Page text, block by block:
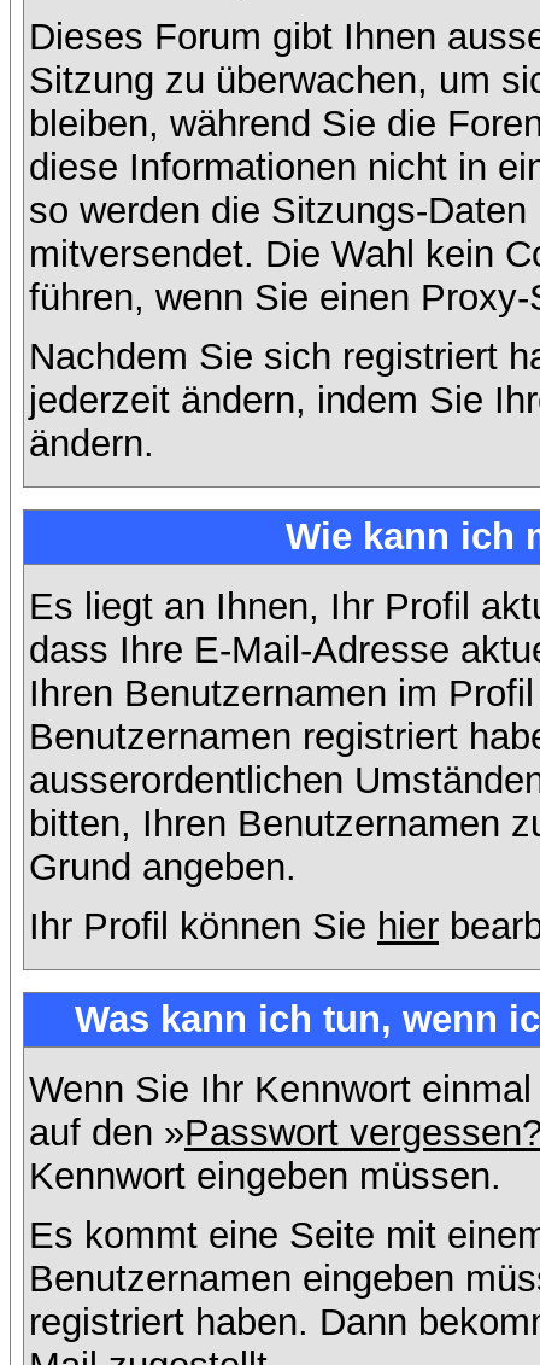
Dieses Forum gibt Ihnen
Sitzung zu überwachen, um
bleiben, während Sie die
diese Informationen nicht in
so werden die Sitzungs-
mitversendet. Die Wahl kein
führen, wenn Sie einen
Nachdem Sie sich registriert
jederzeit ändern, indem Sie
ändern.
Wie kann ich
Es liegt an Ihnen, Ihr Profil
dass Ihre E-Mail-Adresse
Ihren Benutzernamen im
Benutzernamen registriert
ausserordentlichen
bitten, Ihren Benutzernamen
Grund angeben.
Ihr Profil können Sie hier
Was kann ich tun, wenn
Wenn Sie Ihr Kennwort
auf den »Passwort
Kennwort eingeben müssen.
Es kommt eine Seite mit
Benutzernamen eingeben
registriert haben. Dann